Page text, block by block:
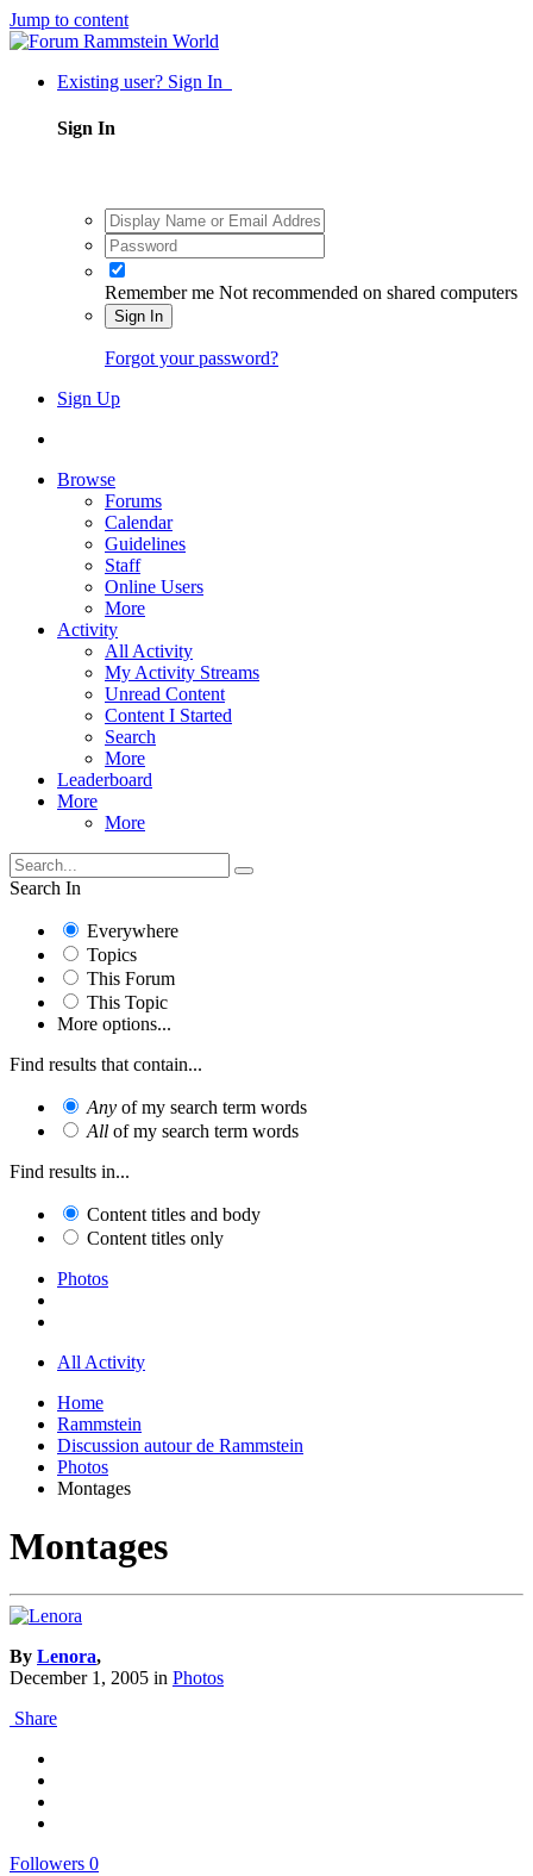
Jump to content
Existing user? Sign In
Sign In
Remember me Not recommended on shared computers
Sign In
Forgot your password?
Sign Up
Browse
Forums
Calendar
Guidelines
Staff
Online Users
More
Activity
All Activity
My Activity Streams
Unread Content
Content I Started
Search
More
Leaderboard
More
More
Search In
Everywhere
Topics
This Forum
This Topic
More options...
Find results that contain...
Any of my search term words
All of my search term words
Find results in...
Content titles and body
Content titles only
Photos
All Activity
Home
Rammstein
Discussion autour de Rammstein
Photos
Montages
Montages
By Lenora,
December 1, 2005 in Photos
Share
Followers 0